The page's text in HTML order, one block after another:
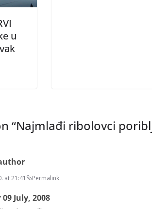
u
“Najmlađi ribolovci
at 21:41 Permalink
July, 2008